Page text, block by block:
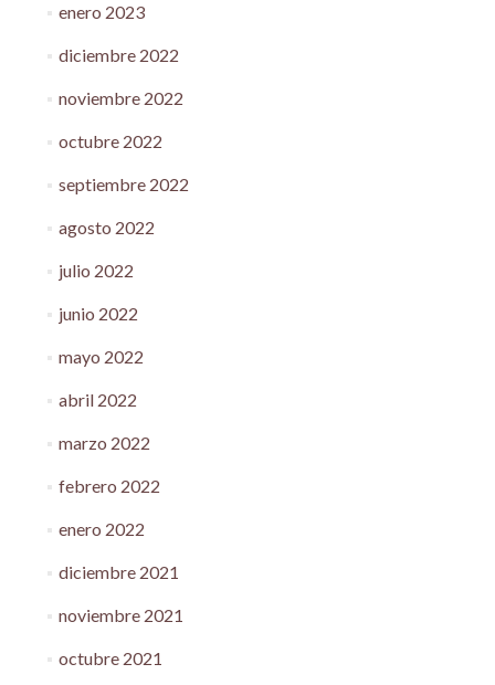
enero 2023
diciembre 2022
noviembre 2022
octubre 2022
septiembre 2022
agosto 2022
julio 2022
junio 2022
mayo 2022
abril 2022
marzo 2022
febrero 2022
enero 2022
diciembre 2021
noviembre 2021
octubre 2021